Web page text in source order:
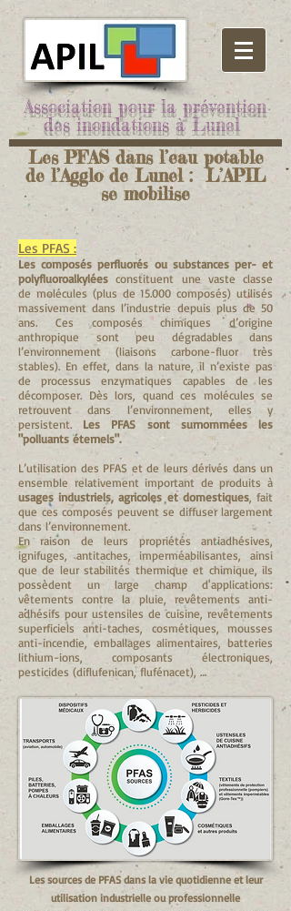
Association pour la prévention
des inondations à Lunel
Les PFAS dans l’eau potable
de l’Agglo de Lunel : L’APIL
se mobilise
Les PFAS :
Les composés perfluorés ou substances per- et
polyfluoroalkylées constituent une vaste classe
de molécules (plus de 15.000 composés) utilisés
massivement dans l’industrie depuis plus de 50
ans. Ces composés chimiques d’origine
anthropique sont peu dégradables dans
l’environnement (liaisons carbone-fluor très
stables). En effet, dans la nature, il n’existe pas
de processus enzymatiques capables de les
décomposer. Dès lors, quand ces molécules se
retrouvent dans l’environnement, elles y
persistent. Les PFAS sont surnommées les
"polluants éternels".
L’utilisation des PFAS et de leurs dérivés dans un
ensemble relativement important de produits à
usages industriels, agricoles et domestiques, fait
que ces composés peuvent se diffuser largement
dans l’environnement.
En raison de leurs propriétés antiadhésives,
ignifuges, antitaches, imperméabilisantes, ainsi
que de leur stabilités thermique et chimique, ils
possèdent un large champ d'applications:
vêtements contre la pluie, revêtements anti-
adhésifs pour ustensiles de cuisine, revêtements
superficiels anti-taches, cosmétiques, mousses
anti-incendie, emballages alimentaires, batteries
lithium-ions, composants électroniques,
pesticides (diflufenican, flufénacet), …
Les sources de PFAS dans la vie quotidienne et leur
utilisation industrielle ou professionnelle